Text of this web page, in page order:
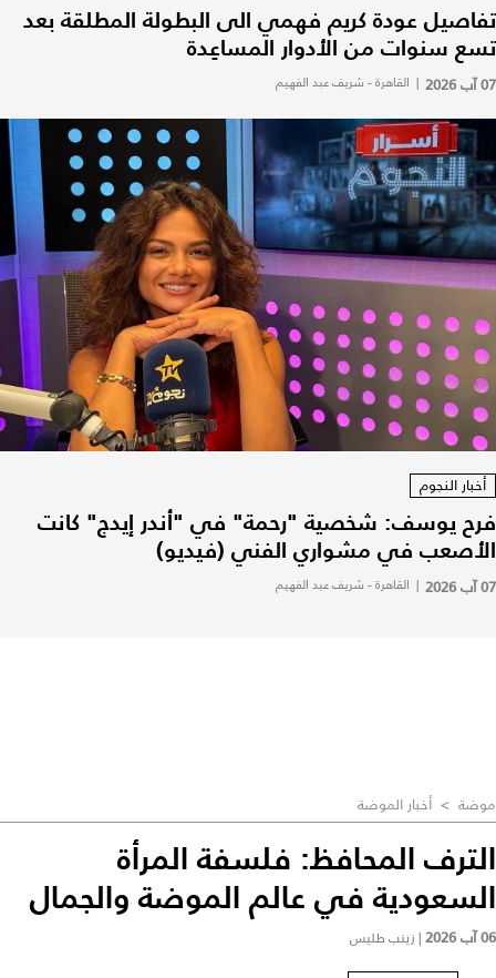
تفاصيل عودة كريم فهمي الى البطولة المطلقة بعد
تسع سنوات من الأدوار المساعِدة
07 آب 2026 | القاهرة - شريف عبد الفهيم
أخبار النجوم
فرح يوسف: شخصية "رحمة" في "أندر إيدج" كانت
الأصعب في مشواري الفني (فيديو)
07 آب 2026 | القاهرة - شريف عبد الفهيم
موضة > أخبار الموضة
الترف المحافظ: فلسفة المرأة
السعودية في عالم الموضة والجمال
06 آب 2026 | زينب طليس